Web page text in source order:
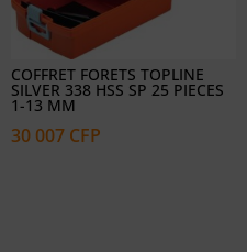
COFFRET FORETS TOPLINE
SILVER 338 HSS SP 25 PIECES
1-13 MM
30 007 CFP